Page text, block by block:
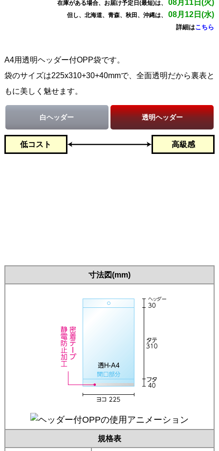
在庫がある場合、お届け予定日(最短)は、 08月11日(火)
但し、北海道、青森、秋田、沖縄は、 08月12日(水)
詳細はこちら
A4用透明ヘッダー付OPP袋です。
袋のサイズは225x310+30+40mmで、全面透明だから裏表と
もに美しく魅せます。
白ヘッダー 透明ヘッダー
低コスト 高級感
寸法図(mm)
規格表